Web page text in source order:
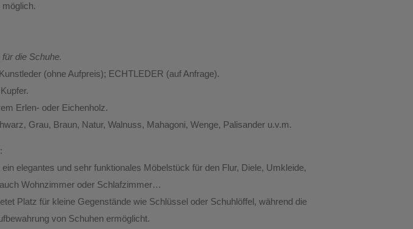
möglich.
die Schuhe.
(ohne Aufpreis); ECHTLEDER (auf Anfrage).
Erlen- oder Eichenholz.
Grau, Braun, Natur, Walnuss, Mahagoni, Wenge, Palisander u.v.m.
elegantes und sehr funktionales Möbelstück für den Flur, Diele, Umkleide,
Wohnzimmer oder Schlafzimmer…
Platz für kleine Gegenstände wie Schlüssel oder Schuhlöffel, während die
von Schuhen ermöglicht.